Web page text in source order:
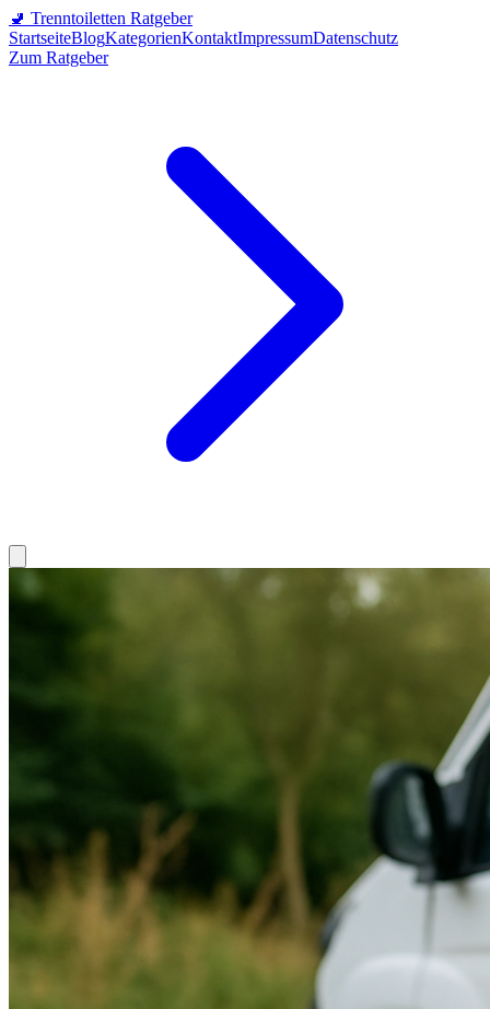
🚽 Trenntoiletten Ratgeber
StartseiteBlogKategorienKontaktImpressumDatenschutz
Zum Ratgeber